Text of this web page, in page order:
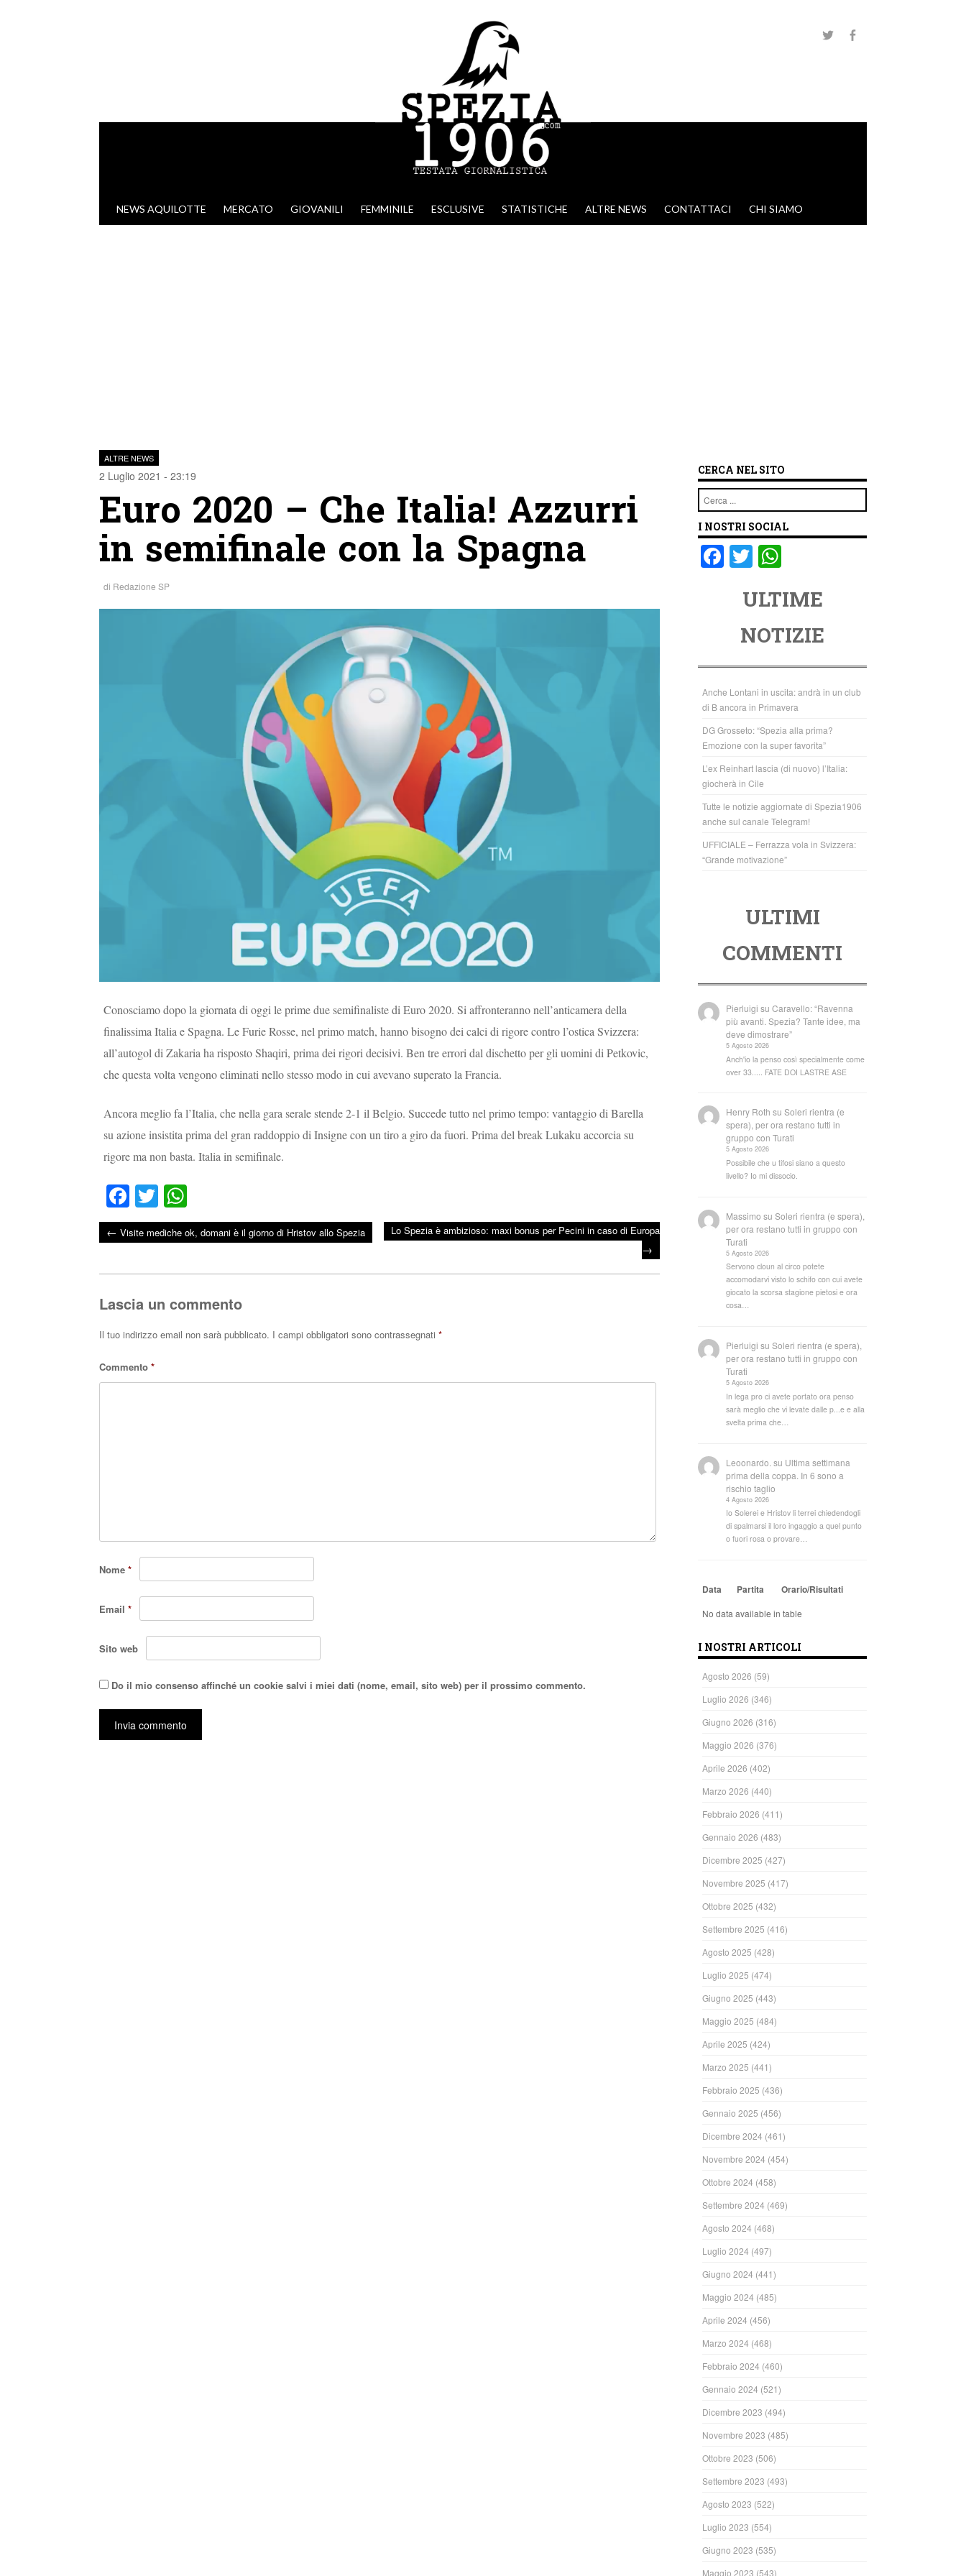
VAI AL CONTENUTO
NEWS AQUILOTTE MERCATO GIOVANILI FEMMINILE ESCLUSIVE STATISTICHE ALTRE NEWS CONTATTACI CHI SIAMO
ALTRE NEWS
2 Luglio 2021 - 23:19
Euro 2020 – Che Italia! Azzurri
in semifinale con la Spagna
di Redazione SP
Conosciamo dopo la giornata di oggi le prime due semifinaliste di Euro 2020. Si affronteranno nell’anticamera della
finalissima Italia e Spagna. Le Furie Rosse, nel primo match, hanno bisogno dei calci di rigore contro l’ostica Svizzera:
all’autogol di Zakaria ha risposto Shaqiri, prima dei rigori decisivi. Ben tre errori dal dischetto per gli uomini di Petkovic,
che questa volta vengono eliminati nello stesso modo in cui avevano superato la Francia.
Ancora meglio fa l’Italia, che nella gara serale stende 2-1 il Belgio. Succede tutto nel primo tempo: vantaggio di Barella
su azione insistita prima del gran raddoppio di Insigne con un tiro a giro da fuori. Prima del break Lukaku accorcia su
rigore ma non basta. Italia in semifinale.
Fa
ce
bo
T
wi
tte
ha
ts
← Visite mediche ok, domani è il giorno di Hristov allo Spezia Lo Spezia è ambizioso: maxi bonus per Pecini in caso di Europa
→
Lascia un commento
Il tuo indirizzo email non sarà pubblicato. I campi obbligatori sono contrassegnati *
Commento *
Nome *
Email *
Sito web
Do il mio consenso affinché un cookie salvi i miei dati (nome, email, sito web) per il prossimo commento.
CERCA NEL SITO
Cerca
I NOSTRI SOCIAL
F
o
o
k
T
tt
er
at
s
A
p
p
ULTIME
NOTIZIE
Anche Lontani in uscita: andrà in un club
di B ancora in Primavera
DG Grosseto: “Spezia alla prima?
Emozione con la super favorita”
L’ex Reinhart lascia (di nuovo) l’Italia:
giocherà in Cile
Tutte le notizie aggiornate di Spezia1906
anche sul canale Telegram!
UFFICIALE – Ferrazza vola in Svizzera:
“Grande motivazione”
ULTIMI
COMMENTI
Pierluigi suCaravello: “Ravenna
più avanti. Spezia? Tante idee, ma
deve dimostrare”
5 Agosto 2026
Anch'io la penso così specialmente come
over 33..... FATE DOI LASTRE ASE
Henry Roth suSoleri rientra (e
spera), per ora restano tutti in
gruppo con Turati
5 Agosto 2026
Possibile che u tifosi siano a questo
livello? Io mi dissocio.
Massimo suSoleri rientra (e spera),
per ora restano tutti in gruppo con
Turati
5 Agosto 2026
Servono cloun al circo potete
accomodarvi visto lo schifo con cui avete
giocato la scorsa stagione pietosi e ora
cosa…
Pierluigi suSoleri rientra (e spera),
per ora restano tutti in gruppo con
Turati
5 Agosto 2026
In lega pro ci avete portato ora penso
sarà meglio che vi levate dalle p...e e alla
svelta prima che…
Leoonardo. su Ultima settimana
prima della coppa. In 6 sono a
rischio taglio
4 Agosto 2026
Io Solerei e Hristov li terrei chiedendogli
di spalmarsi il loro ingaggio a quel punto
o fuori rosa o provare…
Data Partita Orario/Risultati
No data available in table
I NOSTRI ARTICOLI
Agosto 2026 (59)
Luglio 2026 (346)
Giugno 2026 (316)
Maggio 2026 (376)
Aprile 2026 (402)
Marzo 2026 (440)
Febbraio 2026 (411)
Gennaio 2026 (483)
Dicembre 2025 (427)
Novembre 2025 (417)
Ottobre 2025 (432)
Settembre 2025 (416)
Agosto 2025 (428)
Luglio 2025 (474)
Giugno 2025 (443)
Maggio 2025 (484)
Aprile 2025 (424)
Marzo 2025 (441)
Febbraio 2025 (436)
Gennaio 2025 (456)
Dicembre 2024 (461)
Novembre 2024 (454)
Ottobre 2024 (458)
Settembre 2024 (469)
Agosto 2024 (468)
Luglio 2024 (497)
Giugno 2024 (441)
Maggio 2024 (485)
Aprile 2024 (456)
Marzo 2024 (468)
Febbraio 2024 (460)
Gennaio 2024 (521)
Dicembre 2023 (494)
Novembre 2023 (485)
Ottobre 2023 (506)
Settembre 2023 (493)
Agosto 2023 (522)
Luglio 2023 (554)
Giugno 2023 (535)
Maggio 2023 (543)